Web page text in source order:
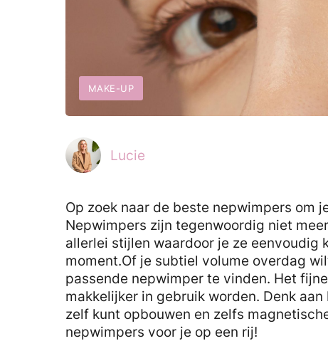
MAKE-UP
Lucie
Op zoek naar de beste nepwimpers om
Nepwimpers zijn tegenwoordig niet
allerlei stijlen waardoor je ze eenvoudig
moment.Of je subtiel volume overdag
passende nepwimper te vinden. Het
makkelijker in gebruik worden. Denk
zelf kunt opbouwen en zelfs
nepwimpers voor je op een rij!